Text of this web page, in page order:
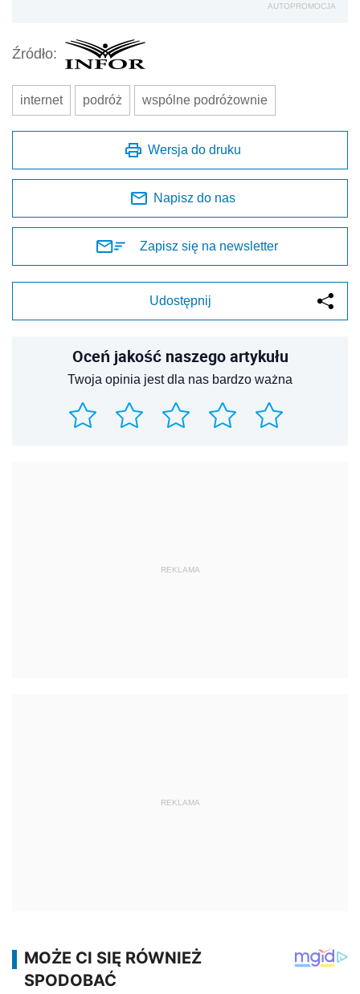
AUTOPROMOCJA
Źródło:
internet podróż wspólne podróżownie
Wersja do druku
Napisz do nas
Zapisz się na newsletter
Udostępnij
Oceń jakość naszego artykułu
Twoja opinia jest dla nas bardzo ważna
REKLAMA
REKLAMA